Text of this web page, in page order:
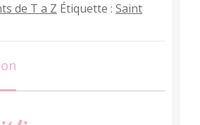
de T a Z Étiquette : Saint